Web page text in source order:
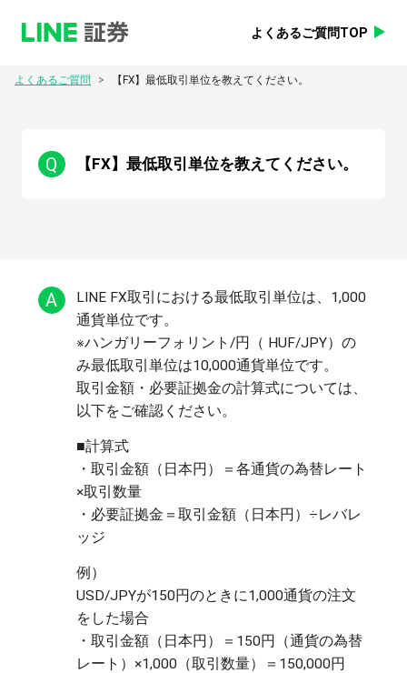
よくあるご質問TOP
よくあるご質問 > 【FX】最低取引単位を教えてください。
Q 【FX】最低取引単位を教えてください。
A
LINE FX取引における最低取引単位は、1,000
通貨単位です。
※ハンガリーフォリント/円（ HUF/JPY）の
み最低取引単位は10,000通貨単位です。
取引金額・必要証拠金の計算式については、
■計算式
・取引金額（日本円）＝各通貨の為替レート
×取引数量
・必要証拠金＝取引金額（日本円）÷レバレ
例）
USD/JPYが150円のときに1,000通貨の注文
をした場合
・取引金額（日本円）＝150円（通貨の為替
レート）×1,000（取引数量）＝150,000円